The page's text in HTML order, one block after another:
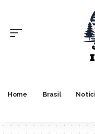
Home Brasil